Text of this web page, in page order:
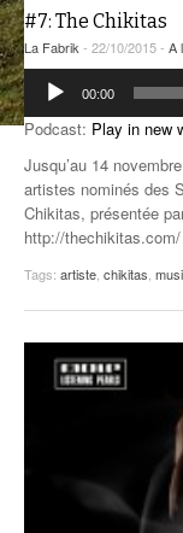
ANCIENNES
#7: The Chikitas
La Fabrik - 22/10/2015 - A
Lecteur
audio
00:00
Podcast: Play in new
Jusqu’au 14
artistes nominés des
Chikitas, présentée
http://thechikitas.com/
Tags: artiste chikitas